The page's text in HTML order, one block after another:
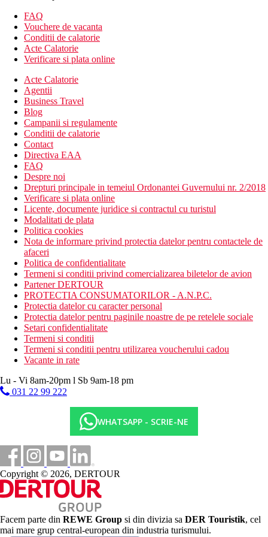
Suita Junior:
Suita, Executive, vedere la mare:
spatioasa, vedere la mare, canapea
Divertisment
Mese
Demipensiune
mic dejun si cina tip bufet
Pensiune completa
Premium all inclusive
mic dejun, pranz si cina tip bufet
bauturi racoritoare in timpul zilei (11.00-12.30 si 15.00-
17.00)
bauturi alcoolice si nealcoolice alese (10.00-24.00)
minibar in camera (reumplut zilnic)
restaurant a la carte (1x sejur, este necesara rezervare)
Plaja
plaja de nisip chiar langa hotel
sezlonguri, umbrele
prosoape gratuite
Activitati sportive
Gratuit:fitness, tenis, tenis de masa, darts, squash
Facilitati copii
piscina pentru copii
patut
mini club
VISA, EC/MC.
Site-ul web
www.theroyalapollonia.com
Handicap
Mai multe camere fara bariere disponibile (la cerere conform
cerintelor specifice ale clientului).
Internet
Gratuit:Wi-Fi in intregul hotel
FAQ
Vouchere de vacanta
Conditii de calatorie
Acte Calatorie
Verificare si plata online
Acte Calatorie
Agentii
Business Travel
Blog
Campanii si regulamente
Conditii de calatorie
Contact
Directiva EAA
FAQ
Despre noi
Drepturi principale in temeiul Ordonantei Guvernului nr. 2/2018
Verificare si plata online
Licente, documente juridice si contractul cu turistul
Modalitati de plata
Politica cookies
Nota de informare privind protectia datelor pentru contactele de
afaceri
Politica de confidentialitate
Termeni si conditii privind comercializarea biletelor de avion
Partener DERTOUR
PROTECTIA CONSUMATORILOR - A.N.P.C.
Protectia datelor cu caracter personal
Protectia datelor pentru paginile noastre de pe retelele sociale
Setari confidentialitate
Termeni si conditii
Termeni si conditii pentru utilizarea voucherului cadou
Vacante in rate
Lu - Vi 8am-20pm l Sb 9am-18 pm
031 22 99 222
WHATSAPP - SCRIE-NE
Copyright © 2026, DERTOUR
Facem parte din REWE Group si din divizia sa DER Touristik, cel
mai mare grup central-european din industria turismului.